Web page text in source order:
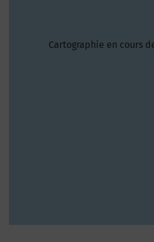
Cartographie en cours